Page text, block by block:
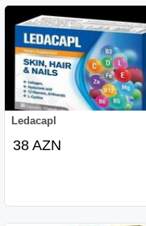
Ledacapl
38 AZN